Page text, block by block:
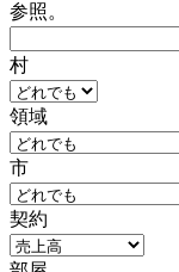
参照。
村
領域
市
契約